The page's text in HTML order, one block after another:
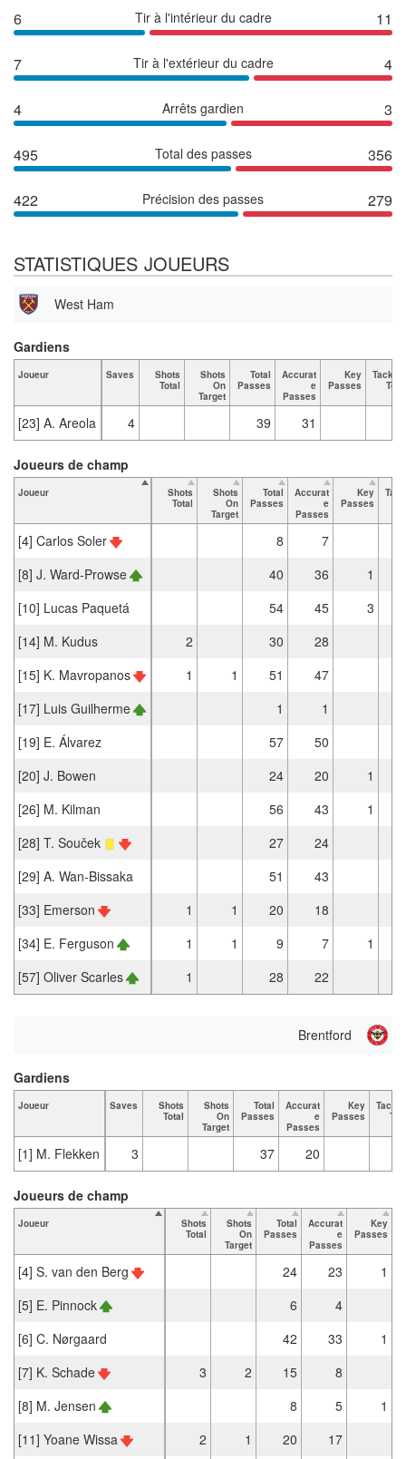
6 Tir à l'intérieur du cadre 11
7 Tir à l'extérieur du cadre 4
4 Arrêts gardien 3
495 Total des passes 356
422 Précision des passes 279
STATISTIQUES JOUEURS
West Ham
Joueur Saves
Shots
Total
Shots
On
Target
Total
Passes
Accurat
e
Passes
Key
Passes
Tackles
Total
[23] A. Areola 4 39 31
Gardiens
Joueur
Shots
Total
Shots
On
Target
Total
Passes
Accurat
e
Passes
Key
Passes
[4] Carlos Soler 8
7
[8] J. Ward-Prowse
40 36
1
[10] Lucas Paquetá
54 45
3
[14] M. Kudus
2 30
28
[15] K. Mavropanos
1 1 51
47
[17] Luis Guilherme
1
1
[19] E. Álvarez
57
50
[20] J. Bowen
24 20
1
[26] M. Kilman
56 43
1
[28] T. Souček
27
24
[29] A. Wan-Bissaka
51
43
[33] Emerson
1 1 20
18
[34] E. Ferguson
1 1 9 7
1
[57] Oliver Scarles
1 28 22
Joueurs de champ
Brentford
Joueur Saves
Shots
Total
Shots
On
Target
Total
Passes
Accurat
e
Passes
Key
Passes
[1] M. Flekken 3 37 20
Gardiens
Joueur
Shots
Total
Shots
On
Target
Total
Passes
Accurat
e
Passes
Key
Passes
[4] S. van den Berg 24 23
1
[5] E. Pinnock
6
4
[6] C. Nørgaard
42 33
1
[7] K. Schade
3 2 15
8
[8] M. Jensen
8 5
1
[11] Yoane Wissa
2 1 20 17
Joueurs de champ